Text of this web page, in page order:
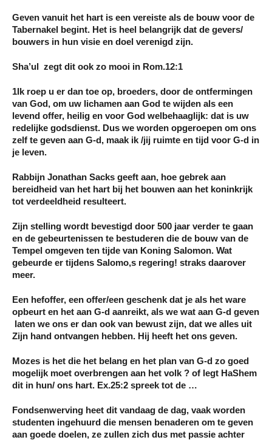
Geven vanuit het hart is een vereiste als de bouw voor de
Tabernakel begint. Het is heel belangrijk dat de gevers/
bouwers in hun visie en doel verenigd zijn.
Sha’ul zegt dit ook zo mooi in Rom.12:1
1Ik roep u er dan toe op, broeders, door de ontfermingen
van God, om uw lichamen aan God te wijden als een
levend offer, heilig en voor God welbehaaglijk: dat is uw
redelijke godsdienst. Dus we worden opgeroepen om ons
zelf te geven aan G-d, maak ik /jij ruimte en tijd voor G-d in
je leven.
Rabbijn Jonathan Sacks geeft aan, hoe gebrek aan
bereidheid van het hart bij het bouwen aan het koninkrijk
tot verdeeldheid resulteert.
Zijn stelling wordt bevestigd door 500 jaar verder te gaan
en de gebeurtenissen te bestuderen die de bouw van de
Tempel omgeven ten tijde van Koning Salomon. Wat
gebeurde er tijdens Salomo,s regering! straks daarover
meer.
Een hefoffer, een offer/een geschenk dat je als het ware
opbeurt en het aan G-d aanreikt, als we wat aan G-d geven
laten we ons er dan ook van bewust zijn, dat we alles uit
Zijn hand ontvangen hebben. Hij heeft het ons geven.
Mozes is het die het belang en het plan van G-d zo goed
mogelijk moet overbrengen aan het volk ? of legt HaShem
dit in hun/ ons hart. Ex.25:2 spreek tot de …
Fondsenwerving heet dit vandaag de dag, vaak worden
studenten ingehuurd die mensen benaderen om te geven
aan goede doelen, ze zullen zich dus met passie achter